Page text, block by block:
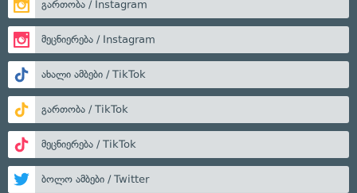
გართობა / Instagram
მეცნიერება / Instagram
ახალი ამბები / TikTok
გართობა / TikTok
მეცნიერება / TikTok
ბოლო ამბები / Twitter